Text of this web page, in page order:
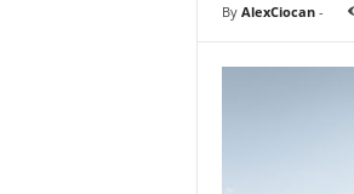
By AlexCiocan-